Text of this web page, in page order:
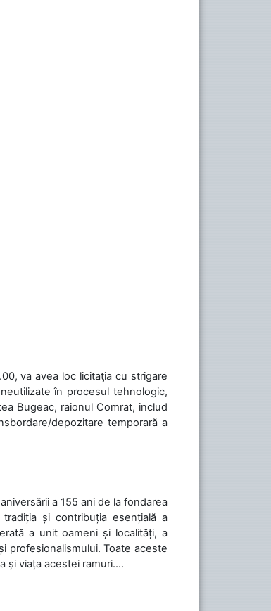
va avea loc licitaţia cu strigare
în procesul tehnologic,
Bugeac, raionul Comrat, includ
depozitare temporară a
a 155 ani de la fondarea
și contribuția esențială a
a unit oameni și localități, a
profesionalismului. Toate aceste
și viața acestei ramuri....